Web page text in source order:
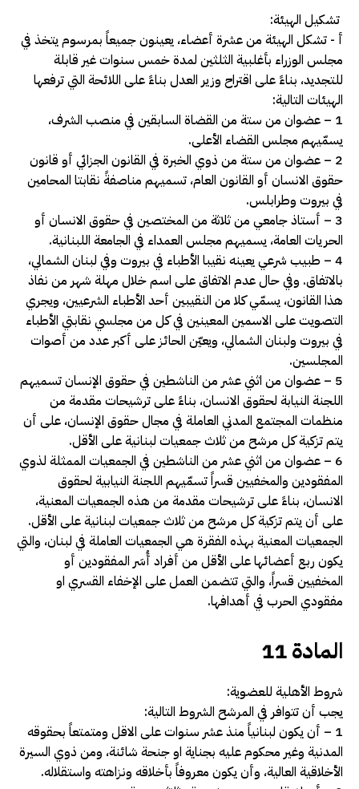
تشكيل الهيئة:
أ -­ تشكل الهيئة من عشرة أعضاء، يعينون جميعاً بمرسوم يتخذ في
مجلس الوزراء بأغلبية الثلثين لمدة خمس سنوات غير قابلة
للتجديد، بناءً على اقتراح وزير العدل بناءً على اللائحة التي ترفعها
الهيئات التالية:
1 – عضوان من ستة من القضاة السابقين في منصب الشرف،
يسمّيهم مجلس القضاء الأعلى.
2 – عضوان من ستة من ذوي الخبرة في القانون الجزائي أو قانون
حقوق الانسان أو القانون العام، تسميهم مناصفةً نقابتا المحامين
في بيروت وطرابلس.
3 – أستاذ جامعي من ثلاثة من المختصين في حقوق الانسان أو
الحريات العامة، يسميهم مجلس العمداء في الجامعة اللبنانية.
4 – طبيب شرعي يعينه نقيبا الأطباء في بيروت وفي لبنان الشمالي،
بالاتفاق. وفي حال عدم الاتفاق على اسم خلال مهلة شهر من نفاذ
هذا القانون، يسمّي كلا من النقيبين أحد الأطباء الشرعيين، ويجري
التصويت على الاسمين المعينين في كل من مجلسي نقابتي الأطباء
في بيروت ولبنان الشمالي، ويعيّن الحائز على أكبر عدد من أصوات
المجلسين.
5 – عضوان من اثني عشر من الناشطين في حقوق الإنسان تسميهم
اللجنة النيابة لحقوق الانسان، بناءً على ترشيحات مقدمة من
منظمات المجتمع المدني العاملة في مجال حقوق الإنسان، على أن
يتم تزكية كل مرشح من ثلاث جمعيات لبنانية على الأقل.
6 – عضوان من اثني عشر من الناشطين في الجمعيات الممثلة لذوي
المفقودين والمخفيين قسراً تسمّيهم اللجنة النيابية لحقوق
الانسان، بناءً على ترشيحات مقدمة من هذه الجمعيات المعنية،
على أن يتم تزكية كل مرشح من ثلاث جمعيات لبنانية على الأقل.
الجمعيات المعنية بهذه الفقرة هي الجمعيات العاملة في لبنان، والتي
يكون ربع أعضائها على الأقل من أفراد أُسَر المفقودين أو
المخفيين قسراً، والتي تتضمن العمل على الإخفاء القسري او
مفقودي الحرب في أهدافها.
المادة 11
شروط الأهلية للعضوية:
يجب أن تتوافر في المرشح الشروط التالية:
1 – أن يكون لبنانياً منذ عشر سنوات على الاقل ومتمتعاً بحقوقه
المدنية وغير محكوم عليه بجناية او جنحة شائنة، ومن ذوي السيرة
الأخلاقية العالية، وأن يكون معروفاً بأخلاقه ونزاهته واستقلاله.